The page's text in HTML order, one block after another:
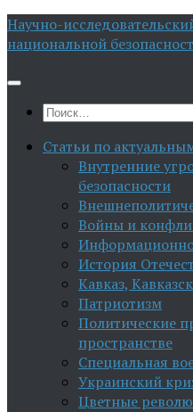
Перейти
к
Научно-
национальной
Найти:
Статьи по
Внутренние
безопасности
Войны и
История
Кавказ,
Патриотизм
Политические
пространстве
Специальная
Украинский
Цветные